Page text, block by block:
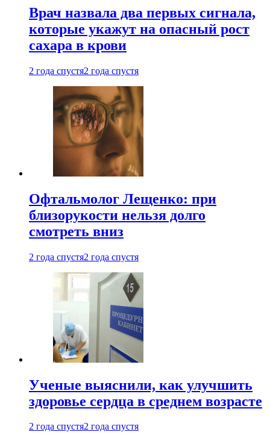
Врач назвала два первых сигнала,
которые укажут на опасный рост
сахара в крови
2 года спустя2 года спустя
Офтальмолог Лещенко: при
близорукости нельзя долго
смотреть вниз
2 года спустя2 года спустя
Ученые выяснили, как улучшить
здоровье сердца в среднем возрасте
2 года спустя2 года спустя